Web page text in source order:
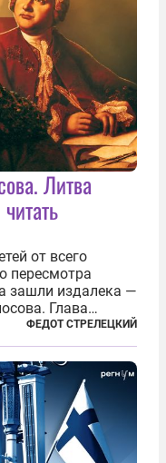
Литва
от всего
пересмотра
зашли издалека —
Глава
Синкявичюс
из программ
он это тем,
ФЕДОТ СТРЕЛЕЦКИЙ